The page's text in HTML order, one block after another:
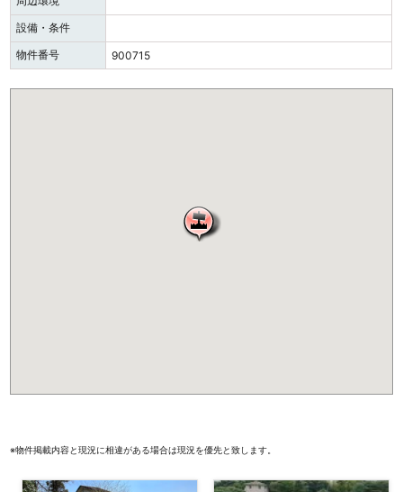
設備・条件
物件番号
900715
※物件掲載内容と現況に相違がある場合は現況を優先と致します。